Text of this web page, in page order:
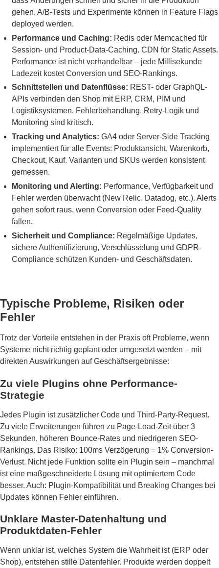
gehen. A/B-Tests und Experimente können in Feature Flags
deployed werden.
Performance und Caching: Redis oder Memcached für
Session- und Product-Data-Caching. CDN für Static Assets.
Performance ist nicht verhandelbar – jede Millisekunde
Ladezeit kostet Conversion und SEO-Rankings.
Schnittstellen und Datenflüsse: REST- oder GraphQL-
APIs verbinden den Shop mit ERP, CRM, PIM und
Logistiksystemen. Fehlerbehandlung, Retry-Logik und
Monitoring sind kritisch.
Tracking und Analytics: GA4 oder Server-Side Tracking
implementiert für alle Events: Produktansicht, Warenkorb,
Checkout, Kauf. Varianten und SKUs werden konsistent
gemessen.
Monitoring und Alerting: Performance, Verfügbarkeit und
Fehler werden überwacht (New Relic, Datadog, etc.). Alerts
gehen sofort raus, wenn Conversion oder Feed-Quality
fallen.
Sicherheit und Compliance: Regelmäßige Updates,
sichere Authentifizierung, Verschlüsselung und GDPR-
Compliance schützen Kunden- und Geschäftsdaten.
Typische Probleme, Risiken oder
Fehler
Trotz der Vorteile entstehen in der Praxis oft Probleme, wenn
Systeme nicht richtig geplant oder umgesetzt werden – mit
direkten Auswirkungen auf Geschäftsergebnisse:
Zu viele Plugins ohne Performance-
Strategie
Jedes Plugin ist zusätzlicher Code und Third-Party-Request.
Zu viele Erweiterungen führen zu Page-Load-Zeit über 3
Sekunden, höheren Bounce-Rates und niedrigeren SEO-
Rankings. Das Risiko: 100ms Verzögerung = 1% Conversion-
Verlust. Nicht jede Funktion sollte ein Plugin sein – manchmal
ist eine maßgeschneiderte Lösung mit optimiertem Code
besser. Auch: Plugin-Kompatibilität und Breaking Changes bei
Updates können Fehler einführen.
Unklare Master-Datenhaltung und
Produktdaten-Fehler
Wenn unklar ist, welches System die Wahrheit ist (ERP oder
Shop), entstehen stille Datenfehler. Produkte werden doppelt